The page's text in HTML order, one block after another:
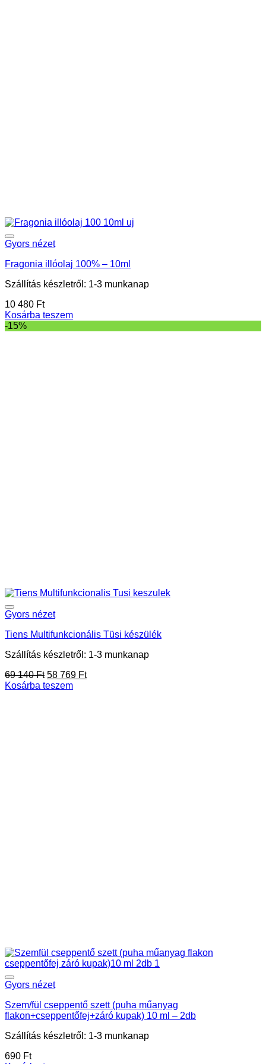
Gyors nézet
Fragonia illóolaj 100% – 10ml
Szállítás készletről: 1-3 munkanap
10 480 Ft
Kosárba teszem
-15%
Gyors nézet
Tiens Multifunkcionális Tüsi készülék
Szállítás készletről: 1-3 munkanap
69 140Ft Original
price
58 769 FtCurrent
Kosárba teszem
Gyors nézet
Szem/fül cseppentő szett (puha műanyag
flakon+cseppentőfej+záró kupak) 10 ml – 2db
Szállítás készletről: 1-3 munkanap
690 Ft